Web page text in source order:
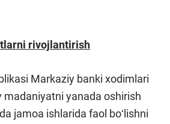
rivojlantirish
Markaziy banki xodimlari
madaniyatni yanada oshirish
jamoa ishlarida faol boʻlishni